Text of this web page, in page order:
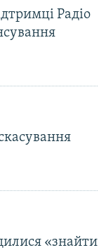
Радіо
«знайти